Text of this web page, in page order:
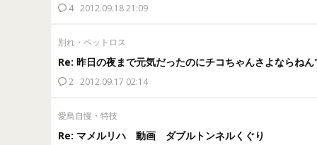
4 2012.09.18 21:09
別れ・ペットロス
Re: 昨日の夜まで元気だったのにチコちゃんさよならねん
2 2012.09.17 02:14
愛鳥自慢・特技
Re: マメルリハ 動画 ダブルトンネルくぐり